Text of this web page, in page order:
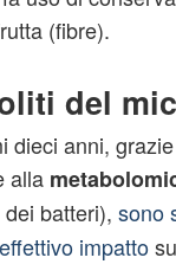
(fibre).
del
dieci anni,
alla
batteri), sono
impatto